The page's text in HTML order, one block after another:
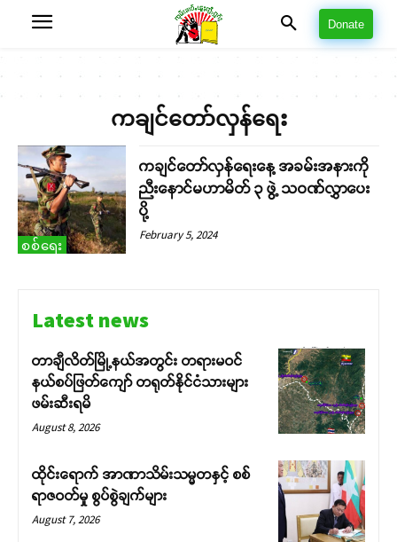
Donate
ကချင်တော်လှန်ရေး
စစ်ရေး
ကချင်တော်လှန်ရေးနေ့ အခမ်းအနားကို
ညီးနောင်မဟာမိတ် ၃ ဖွဲ့ သဝဏ်လွှာပေး
ပို့
February 5, 2024
Latest news
တာချီလိတ်မြို့နယ်အတွင်း တရားမဝင်
နယ်စပ်ဖြတ်ကျော် တရုတ်နိုင်ငံသားများ
ဖမ်းဆီးရမိ
August 8, 2026
ထိုင်းရောက် အာဏာသိမ်းသမ္မတနှင့် စစ်
ရာဇဝတ်မှု စွပ်စွဲချက်များ
August 7, 2026